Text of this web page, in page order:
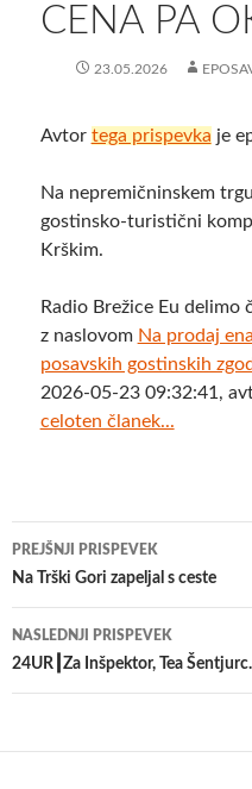
CENA PA
23.05.2026
Avtor tega prispevka je
Na nepremičninskem
gostinsko-turistični
Krškim.
Radio Brežice Eu delimo
z naslovom Na prodaj
posavskih gostinskih
2026-05-23 09:32:41,
celoten članek...
Krmarjenje
po
prispevkih
PREJŠNJI PRISPEVEK
Na Trški Gori zapeljal s ceste
NASLEDNJI PRISPEVEK
24UR┃Za Inšpektor, Tea Šentjurc.